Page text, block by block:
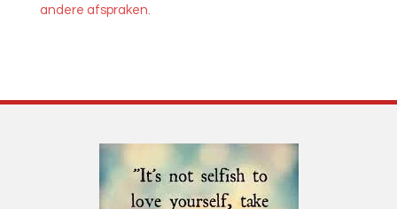
andere afspraken.